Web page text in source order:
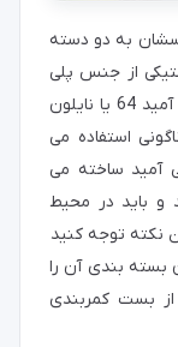
به دو دسته
از جنس پلی
امید 66 یا نایلون 6.6 و دیگری از جنس پلی آمید 64 یا نایلون
استفاده می
آمید ساخته می
و باید در محیط
نکته توجه کنید
بسته بندی آن را
بست کمربندی